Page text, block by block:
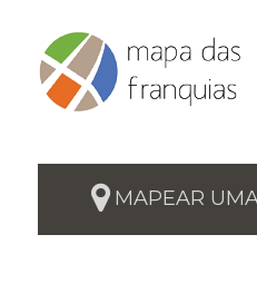
MAPEAR